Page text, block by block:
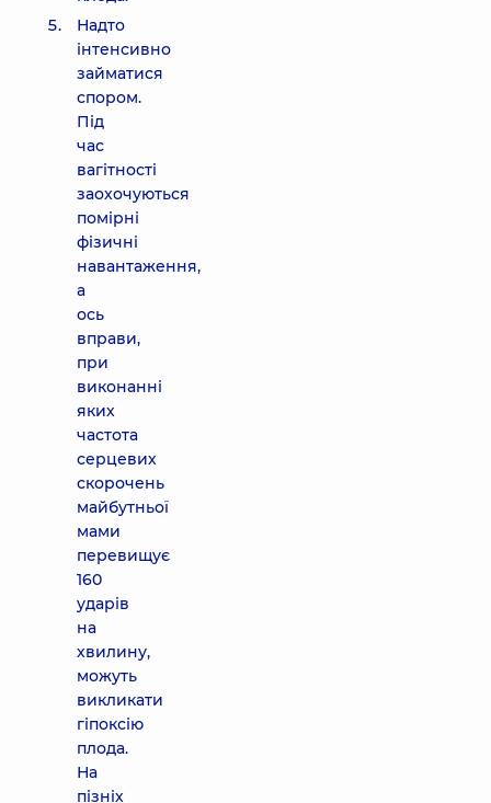
Надто
інтенсивно
займатися
спором.
Під
час
вагітності
заохочуються
помірні
фізичні
навантаження,
а
ось
вправи,
при
виконанні
яких
частота
серцевих
скорочень
майбутньої
мами
перевищує
160
ударів
на
хвилину,
можуть
викликати
гіпоксію
плода.
На
пізніх